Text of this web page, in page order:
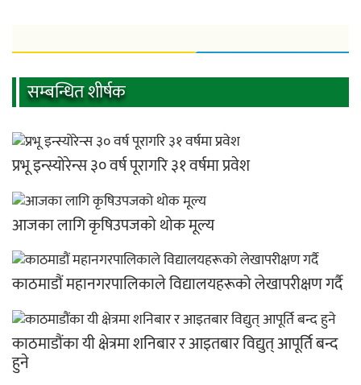
सम्बन्धित शीर्षक
प्रभू इन्स्योरेन्स ३० वर्ष पूरागरि ३१ वर्षमा प्रवेश
आजका लागि कृषिउपजको थोक मूल्य
काठमाडौं महानगरपालिकाले विद्यालयहरूको लेखापरीक्षण गर्दै
काठमाडौंका यी क्षेत्रमा शनिबार र आइतबार विद्युत् आपूर्ति बन्द
हुने